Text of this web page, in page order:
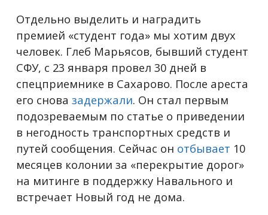
Отдельно выделить и наградить
премией «студент года» мы хотим двух
человек. Глеб Марьясов, бывший студент
СФУ, с 23 января провел 30 дней в
спецприемнике в Сахарово. После ареста
его сновазадержали. Он стал первым
подозреваемым по статье о приведении
в негодность транспортных средств и
путей сообщения. Сейчас он отбывает 10
месяцев колонии за «перекрытие дорог»
на митинге в поддержку Навального и
встречает Новый год не дома.